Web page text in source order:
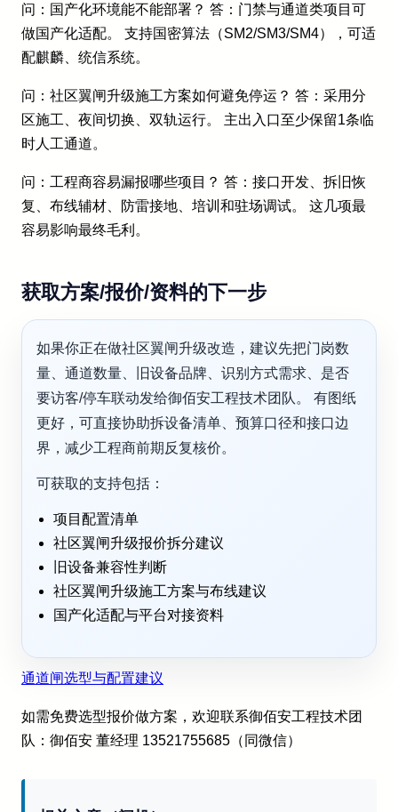
问：国产化环境能不能部署？ 答：门禁与通道类项目可
做国产化适配。 支持国密算法（SM2/SM3/SM4），可适
配麒麟、统信系统。
问：社区翼闸升级施工方案如何避免停运？ 答：采用分
区施工、夜间切换、双轨运行。 主出入口至少保留1条临
时人工通道。
问：工程商容易漏报哪些项目？ 答：接口开发、拆旧恢
复、布线辅材、防雷接地、培训和驻场调试。 这几项最
容易影响最终毛利。
获取方案/报价/资料的下一步
如果你正在做社区翼闸升级改造，建议先把门岗数
量、通道数量、旧设备品牌、识别方式需求、是否
要访客/停车联动发给御佰安工程技术团队。 有图纸
更好，可直接协助拆设备清单、预算口径和接口边
界，减少工程商前期反复核价。
可获取的支持包括：
项目配置清单
社区翼闸升级报价拆分建议
旧设备兼容性判断
社区翼闸升级施工方案与布线建议
国产化适配与平台对接资料
通道闸选型与配置建议
如需免费选型报价做方案，欢迎联系御佰安工程技术团
队：御佰安 董经理 13521755685（同微信）